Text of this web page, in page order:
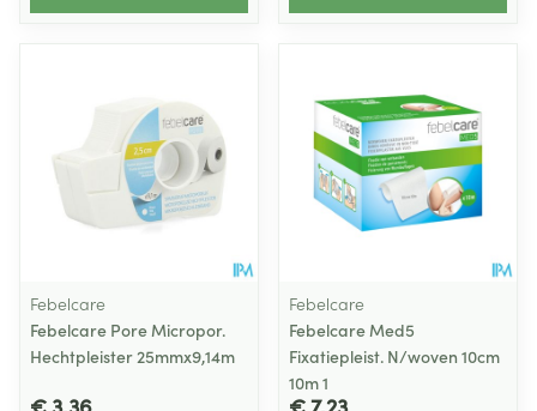
Febelcare
Febelcare Pore Micropor.
Hechtpleister 25mmx9,14m
Febelcare
Febelcare Med5
Fixatiepleist. N/woven 10cm
10m 1